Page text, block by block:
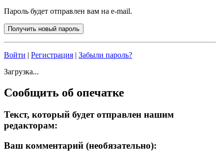
Пароль будет отправлен вам на e-mail.
Войти | Регистрация | Забыли пароль?
Загрузка...
Сообщить об опечатке
Текст, который будет отправлен нашим
редакторам:
Ваш комментарий (необязательно):